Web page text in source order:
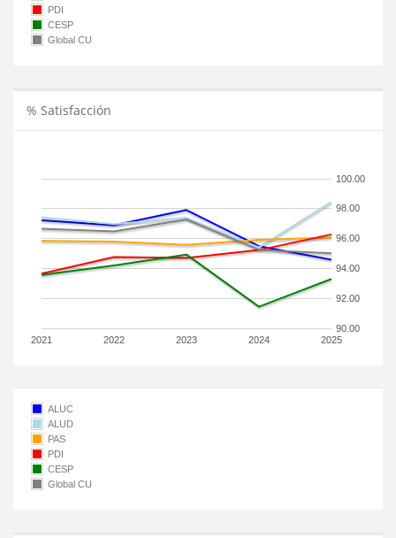
PDI
CESP
Global CU
% Satisfacción
2021 2022 2023 2024 2025
90.00
92.00
94.00
96.00
98.00
100.00
ALUC
ALUD
PAS
PDI
CESP
Global CU